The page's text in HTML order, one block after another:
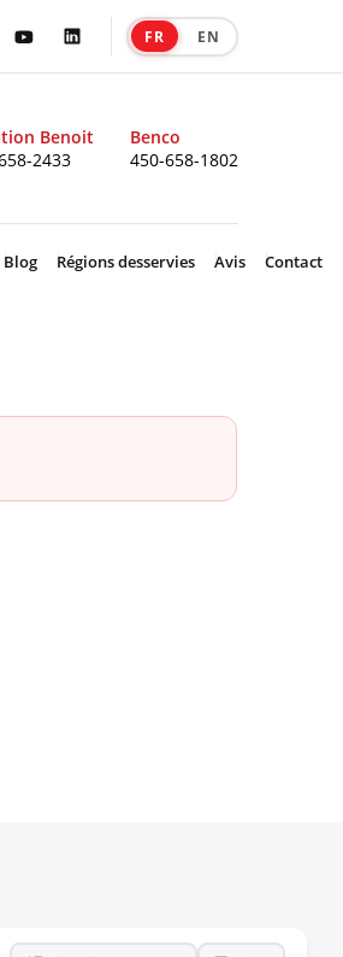
YoutubeLinkedIn FR | EN
Benoit
2433
Benco
450-658-1802
Blog Régions desservies Avis Contact